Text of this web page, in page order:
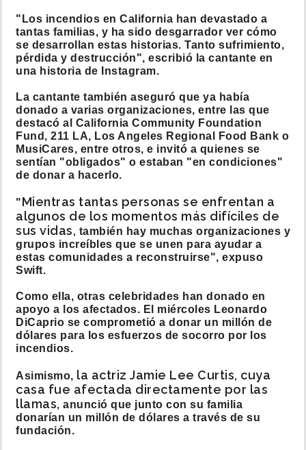
"Los incendios en California han devastado a
tantas familias, y ha sido desgarrador ver cómo
se desarrollan estas historias. Tanto sufrimiento,
pérdida y destrucción", escribió la cantante en
una historia de Instagram.
La cantante también aseguró que ya había
donado a varias organizaciones, entre las que
destacó al California Community Foundation
Fund, 211 LA, Los Angeles Regional Food Bank o
MusiCares, entre otros, e invitó a quienes se
sentían "obligados" o estaban "en condiciones"
de donar a hacerlo.
"Mientras tantas personas se enfrentan a
algunos de los momentos más difíciles de
sus vidas, también hay muchas organizaciones y
grupos increíbles que se unen para ayudar a
estas comunidades a reconstruirse", expuso
Swift.
Como ella, otras celebridades han donado en
apoyo a los afectados. El miércoles Leonardo
DiCaprio se comprometió a donar un millón de
dólares para los esfuerzos de socorro por los
incendios.
Asimismo, la actriz Jamie Lee Curtis, cuya
casa fue afectada directamente por las
llamas, anunció que junto con su familia
donarían un millón de dólares a través de su
fundación.